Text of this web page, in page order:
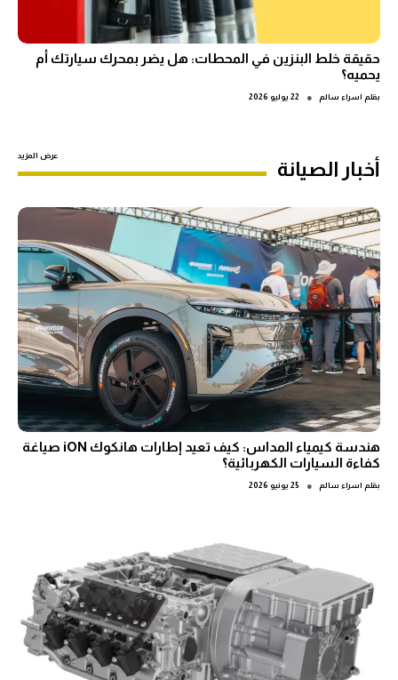
حقيقة خلط البنزين في المحطات: هل يضر بمحرك سيارتك أم
يحميه؟
بقلم اسراء سالم ● 22 يوليو 2026
أخبار الصيانة
عرض المزيد
هندسة كيمياء المداس: كيف تعيد إطارات هانكوك iON صياغة
كفاءة السيارات الكهربائية؟
بقلم اسراء سالم ● 25 يونيو 2026